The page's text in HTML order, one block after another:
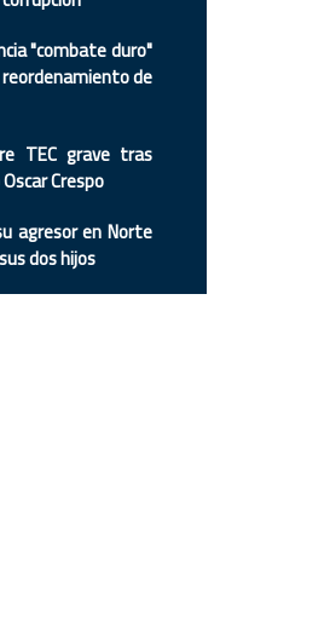
"combate duro"
de
TEC grave tras
Crespo
agresor en Norte
dos hijos